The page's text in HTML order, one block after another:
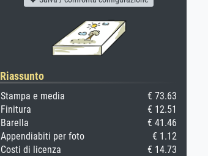
Riassunto
Stampa e media
€ 73.63
Finitura
€ 12.51
Barella
€ 41.46
Appendiabiti per foto
€ 1.12
Costi di licenza
€ 14.73